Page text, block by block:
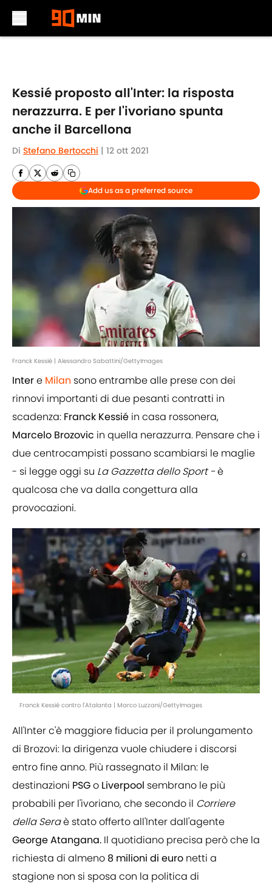
Kessié proposto all'Inter: la risposta
nerazzurra. E per l'ivoriano spunta
anche il Barcellona
Di Stefano Bertocchi | 12 ott 2021
Add us as a preferred source
Franck Kessié | Alessandro Sabattini/GettyImages
Intere Milan sono entrambe alle prese con dei
rinnovi importanti di due pesanti contratti in
scadenza: Franck Kessié in casa rossonera,
Marcelo Brozovic in quella nerazzurra. Pensare che i
due centrocampisti possano scambiarsi le maglie
- si legge oggi su La Gazzetta dello Sport -è
qualcosa che va dalla congettura alla
provocazioni.
Franck Kessié contro l'Atalanta | Marco Luzzani/GettyImages
All'Inter c'è maggiore fiducia per il prolungamento
di Brozovi: la dirigenza vuole chiudere i discorsi
entro fine anno. Più rassegnato il Milan: le
destinazioni PSGo Liverpool sembrano le più
probabili per l'ivoriano, che secondo il Corriere
della Seraè stato offerto all'Inter dall'agente
George Atangana. Il quotidiano precisa però che la
richiesta di almeno 8 milioni di euro netti a
stagione non si sposa con la politica di